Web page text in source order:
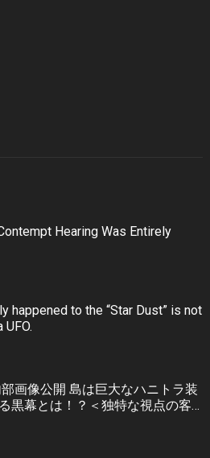
Hearing Was Entirely
happened to the “Star Dust” is not
画像公開 島は巨大なハニトラ装
黒幕とは！？＜独特な視点の客